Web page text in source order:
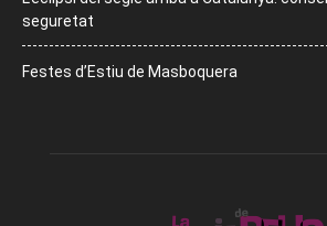
seguretat
Festes d’Estiu de Masboquera